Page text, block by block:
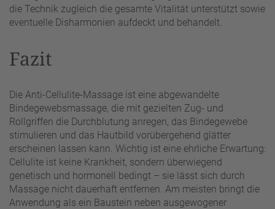
die Technik zugleich die gesamte Vitalität unterstützt sowie
eventuelle Disharmonien aufdeckt und behandelt.
Fazit
Die Anti-Cellulite-Massage ist eine abgewandelte
Bindegewebsmassage, die mit gezielten Zug- und
Rollgriffen die Durchblutung anregen, das Bindegewebe
stimulieren und das Hautbild vorübergehend glätter
erscheinen lassen kann. Wichtig ist eine ehrliche Erwartung:
Cellulite ist keine Krankheit, sondern überwiegend
genetisch und hormonell bedingt – sie lässt sich durch
Massage nicht dauerhaft entfernen. Am meisten bringt die
Anwendung als ein Baustein neben ausgewogener